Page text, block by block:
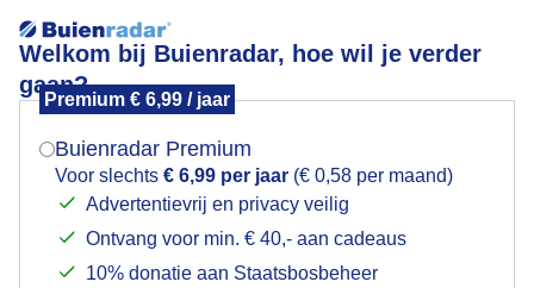
Welkom bij Buienradar, hoe wil je verder
gaan?
Premium € 6,99 / jaar
Buienradar Premium
Voor slechts € 6,99 per jaar (€ 0,58 per maand)
Advertentievrij en privacy veilig
Ontvang voor min. € 40,- aan cadeaus
10% donatie aan Staatsbosbeheer
Marktdag onder een strakblauwe hemel.
Mogen we je locatie gebruiken voor het
Indien je hier nog geen akkoord op hebt gegeven,
verschijnt er zo een pop-up uit je browser waarin